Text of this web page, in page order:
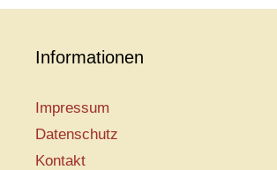
Informationen
Impressum
Datenschutz
Kontakt